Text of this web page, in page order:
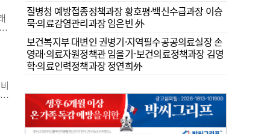
질병청 예방접종정책과장 황호평·백신수급과장 이승
묵·의료감염관리과장 임은빈 外
보건복지부 대변인 권병기·지역필수공공의료실장 손
영래·의료자원정책관 임을기-보건의료정책과장 김영
학·의료인력정책과장 정연희外